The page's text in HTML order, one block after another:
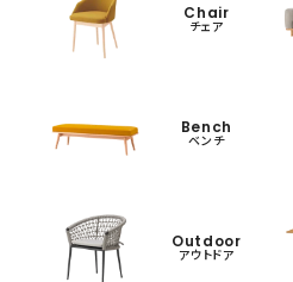
Chair
チェア
Bench
ベンチ
Outdoor
アウトドア